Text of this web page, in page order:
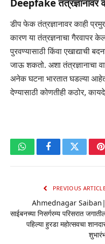
डीप फेक तंत्रज्ञानावर काही
कारण या तंत्रज्ञनाचा गैरवापर
पुरवण्यासाठी किंवा एखाद्याची
जाऊ शकतो. अशा तंत्रज्ञानाचा
अनेक घटना भारतात घडल्या
देण्यासाठी कोणतीही कठोर,
WhatsAppFacebookTwitter
PREVIOUS
Ahmednagar Saiban|
साईबनच्या निसर्गरम्य परिसरात
पहिल्या हुरडा महोत्सवचा